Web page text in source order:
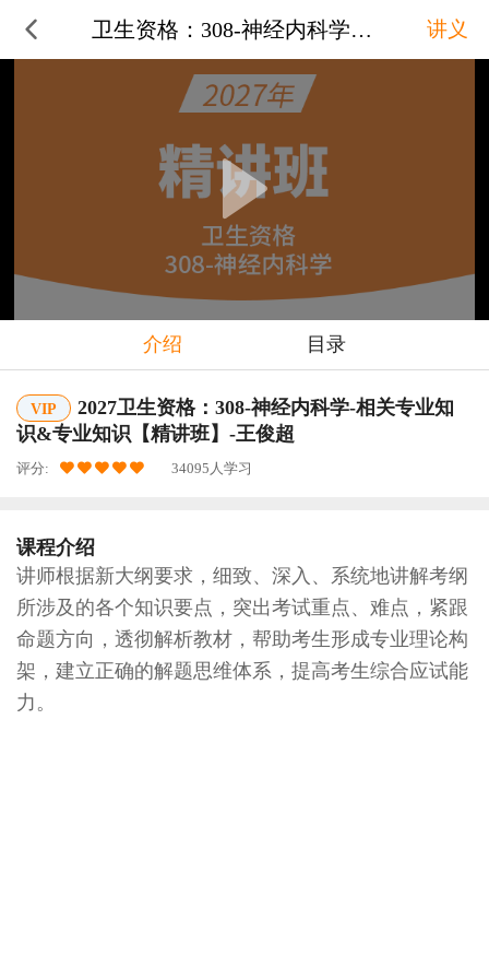
卫生资格：308-神经内科学-相 讲义
介绍 目录
VIP
2027卫生资格：308-神经内科学-相关专业知
识&专业知识【精讲班】-王俊超
评分: 34095人学习
课程介绍
讲师根据新大纲要求，细致、深入、系统地讲解考纲
所涉及的各个知识要点，突出考试重点、难点，紧跟
命题方向，透彻解析教材，帮助考生形成专业理论构
架，建立正确的解题思维体系，提高考生综合应试能
力。